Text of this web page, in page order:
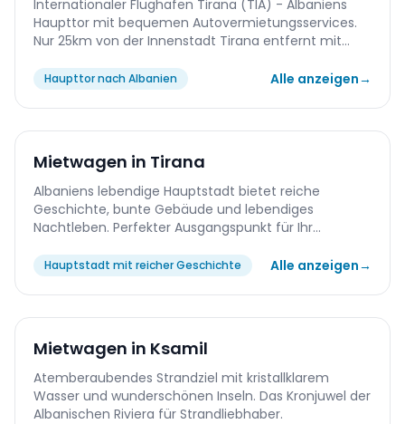
Internationaler Flughafen Tirana (TIA) - Albaniens
Haupttor mit bequemen Autovermietungsservices.
Nur 25km von der Innenstadt Tirana entfernt mit
Reisezielen.
Haupttor nach Albanien Alle anzeigen→
Mietwagen in Tirana
Albaniens lebendige Hauptstadt bietet reiche
Geschichte, bunte Gebäude und lebendiges
Nachtleben. Perfekter Ausgangspunkt für Ihr
Hauptstadt mit reicher Geschichte Alle anzeigen→
Mietwagen in Ksamil
Atemberaubendes Strandziel mit kristallklarem
Wasser und wunderschönen Inseln. Das Kronjuwel der
Albanischen Riviera für Strandliebhaber.